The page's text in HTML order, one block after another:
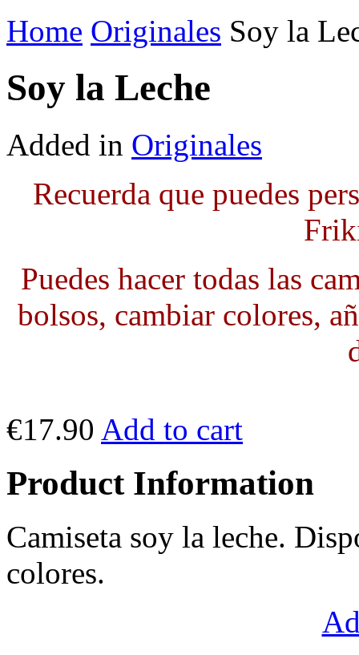
Home Originales Soy la
Soy la Leche
Added in Originales
Recuerda que puedes
Puedes hacer todas las
bolsos, cambiar colores,
€17.90 Add to cart
Product Information
Camiseta soy la leche.
colores.